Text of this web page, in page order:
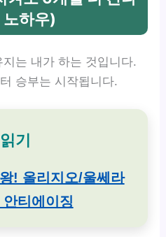
노하우)
는 내가 하는 것입니다.
승부는 시작됩니다.
기
! 올리지오/울쎄라
티에이징